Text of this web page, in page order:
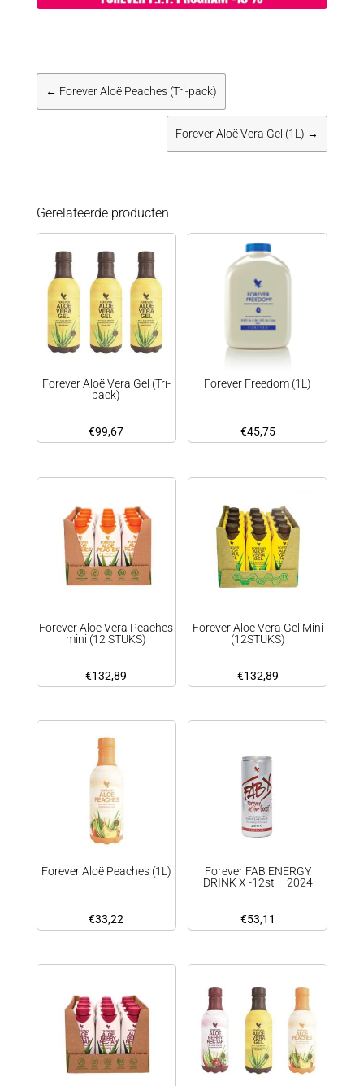
← Forever Aloë Peaches (Tri-pack)
Forever Aloë Vera Gel (1L) →
Gerelateerde producten
Forever Aloë Vera Gel (Tri-
pack)
€99,67
Forever Freedom (1L)
€45,75
Forever Aloë Vera Peaches
mini (12 STUKS)
€132,89
Forever Aloë Vera Gel Mini
(12STUKS)
€132,89
Forever Aloë Peaches (1L)
€33,22
Forever FAB ENERGY
DRINK X -12st – 2024
€53,11